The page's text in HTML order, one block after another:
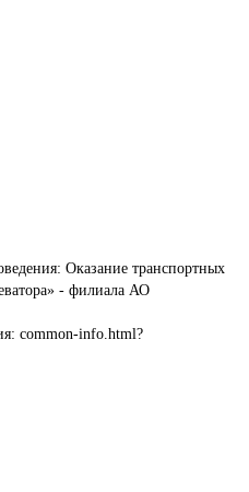
Оказание транспортных
- филиала АО
common-info.html?